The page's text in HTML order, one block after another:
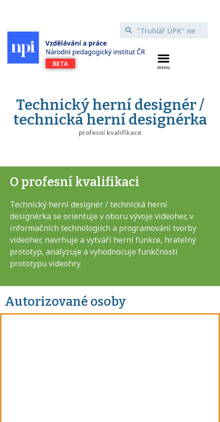
Technický herní designér /
technická herní designérka
profesní kvalifikace
O profesní kvalifikaci
Technický herní designér / technická herní
designérka se orientuje v oboru vývoje videoher, v
informačních technologiích a programování tvorby
videoher, navrhuje a vytváří herní funkce, hratelný
prototyp, analyzuje a vyhodnocuje funkčnosti
prototypu videohry.
Autorizované osoby